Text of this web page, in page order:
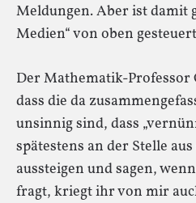
Meldungen. Aber ist damit
Medien“ von oben
Der Mathematik-Professor
dass die da
unsinnig sind, dass
spätestens an der Stelle
aussteigen und sagen,
fragt, kriegt ihr von mir